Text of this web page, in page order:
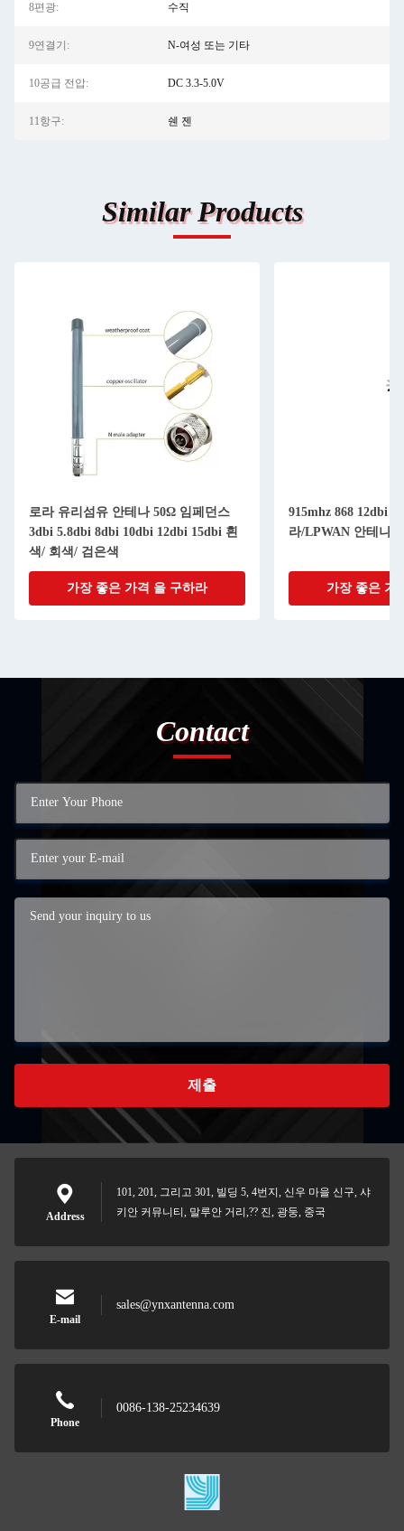
8편광: 수직
9연결기: N-여성 또는 기타
10공급 전압: DC 3.3-5.0V
11항구: 쉔 젠
Similar Products
로라 유리섬유 안테나 50Ω 임페던스
3dbi 5.8dbi 8dbi 10dbi 12dbi 15dbi 흰
색/ 회색/ 검은색
가장 좋은 가격 을 구하라
915mhz 868 12dbi
라/LPWAN 안테나
가장 좋은 가
Contact
제출
Address
101, 201, 그리고 301, 빌딩 5, 4번지, 신우 마을 신구, 샤
키안 커뮤니티, 말루안 거리,?? 진, 광둥, 중국
E-mail
sales@ynxantenna.com
Phone
0086-138-25234639